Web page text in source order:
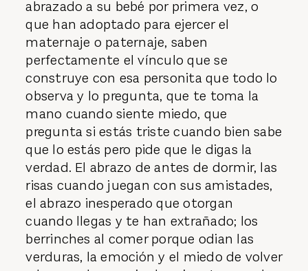
abrazado a su bebé por primera vez, o
que han adoptado para ejercer el
maternaje o paternaje, saben
perfectamente el vínculo que se
construye con esa personita que todo lo
observa y lo pregunta, que te toma la
mano cuando siente miedo, que
pregunta si estás triste cuando bien sabe
que lo estás pero pide que le digas la
verdad. El abrazo de antes de dormir, las
risas cuando juegan con sus amistades,
el abrazo inesperado que otorgan
cuando llegas y te han extrañado; los
berrinches al comer porque odian las
verduras, la emoción y el miedo de volver